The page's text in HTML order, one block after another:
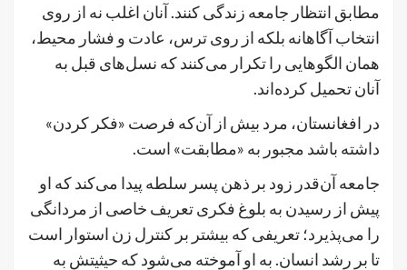
مطابق انتظار جامعه زندگی کنند. آنان اغلب نه از روی
انتخاب آگاهانه بلکه از روی ترس، عادت و فشار محیط،
همان الگوهایی را تکرار می‌کنند که نسل‌های قبل به
آنان تحمیل کرده‌اند.
در افغانستان، مرد بیش از آن‌که فرصت «فکر کردن»
داشته باشد مجبور به «مطابقت» است.
جامعه آن‌قدر زود بر ذهن پسر سلطه پیدا می‌کند که او
پیش از رسیدن به بلوغ فکری تعریف خاصی از مردانگی
را می‌پذیرد؛ تعریفی که بیشتر بر کنترل زن استوار است
تا بر رشد انسان. به او آموخته می‌شود که حیثیتش به